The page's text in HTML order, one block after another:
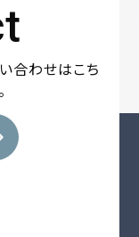
合わせはこち